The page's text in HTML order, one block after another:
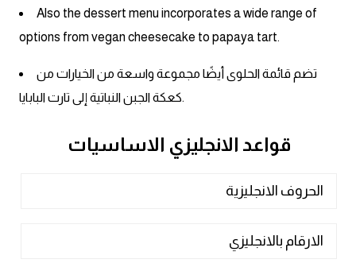
Also the dessert menu incorporates a wide range of
options from vegan cheesecake to papaya tart.
تضم قائمة الحلوى أيضًا مجموعة واسعة من الخيارات من
كعكة الجبن النباتية إلى تارت البابايا.
قواعد الانجليزي الاساسيات
الحروف الانجليزية
الارقام بالانجليزي